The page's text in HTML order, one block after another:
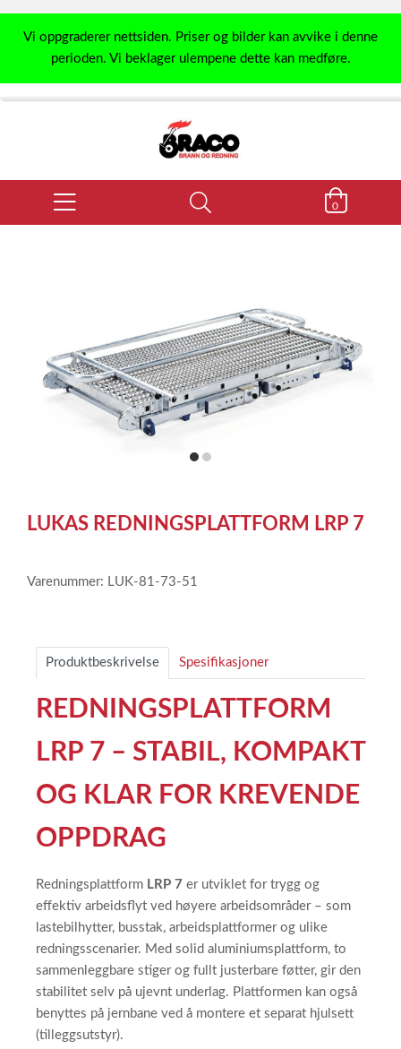
Vi oppgraderer nettsiden. Priser og bilder kan avvike i denne
perioden. Vi beklager ulempene dette kan medføre.
0
itemitem
of
LUKAS REDNINGSPLATTFORM LRP 7
Varenummer: LUK-81-73-51
Produktbeskrivelse Spesifikasjoner
REDNINGSPLATTFORM
LRP 7 – STABIL, KOMPAKT
OG KLAR FOR KREVENDE
OPPDRAG
Redningsplattform LRP 7 er utviklet for trygg og
effektiv arbeidsflyt ved høyere arbeidsområder – som
lastebilhytter, busstak, arbeidsplattformer og ulike
redningsscenarier. Med solid aluminiumsplattform, to
sammenleggbare stiger og fullt justerbare føtter, gir den
stabilitet selv på ujevnt underlag. Plattformen kan også
benyttes på jernbane ved å montere et separat hjulsett
(tilleggsutstyr).